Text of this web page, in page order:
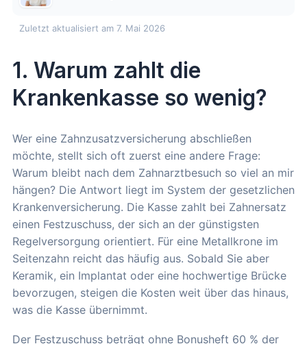
Zuletzt aktualisiert am 7. Mai 2026
1. Warum zahlt die
Krankenkasse so wenig?
Wer eine Zahnzusatzversicherung abschließen
möchte, stellt sich oft zuerst eine andere Frage:
Warum bleibt nach dem Zahnarztbesuch so viel an mir
hängen? Die Antwort liegt im System der gesetzlichen
Krankenversicherung. Die Kasse zahlt bei Zahnersatz
einen Festzuschuss, der sich an der günstigsten
Regelversorgung orientiert. Für eine Metallkrone im
Seitenzahn reicht das häufig aus. Sobald Sie aber
Keramik, ein Implantat oder eine hochwertige Brücke
bevorzugen, steigen die Kosten weit über das hinaus,
was die Kasse übernimmt.
Der Festzuschuss beträgt ohne Bonusheft 60 % der